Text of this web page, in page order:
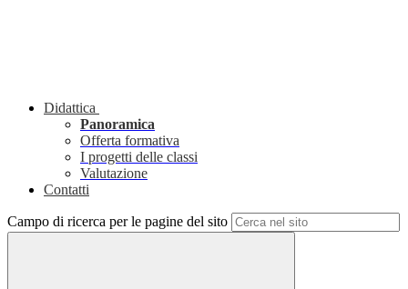
Didattica
Panoramica
Offerta formativa
I progetti delle classi
Valutazione
Contatti
Campo di ricerca per le pagine del sito